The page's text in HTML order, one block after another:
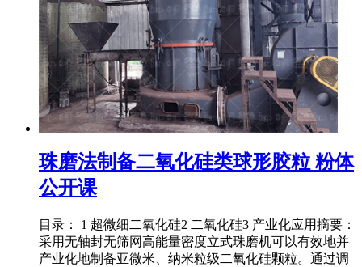
珠磨法制备二氧化硅类球形胶粒 粉体
公开课
目录： 1 超微细二氧化硅2 二氧化硅3 产业化应用摘要：
采用无轴封无筛网高能量密度立式珠磨机可以有效地并
产业化地制备亚微米、纳米粒级二氧化硅颗粒。通过调